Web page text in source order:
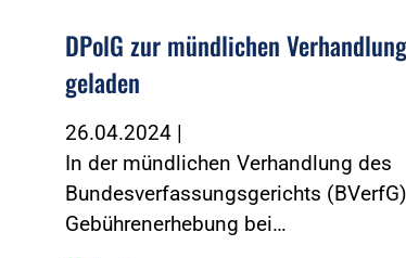
DPolG zur mündlichen
geladen
26.04.2024 |
In der mündlichen Verhandlung des
Bundesverfassungsgerichts
Gebührenerhebung bei…